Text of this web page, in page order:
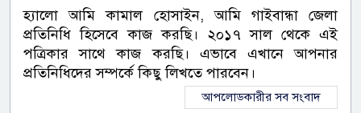
হ্যালো আমি কামাল হোসাইন, আমি গাইবান্ধা জেলা
প্রতিনিধি হিসেবে কাজ করছি। ২০১৭ সাল থেকে এই
পত্রিকার সাথে কাজ করছি। এভাবে এখানে আপনার
প্রতিনিধিদের সম্পর্কে কিছু লিখতে পারবেন।
আপলোডকারীর সব সংবাদ